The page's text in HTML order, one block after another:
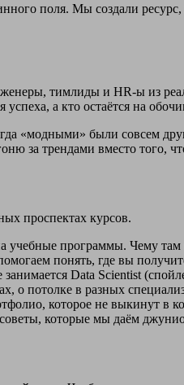
поля. Мы создали
тимлиды и HR-ы из
а кто остаётся на
«модными» были совсем
за трендами вместо того,
проспектах курсов.
программы. Чему там
понять, где вы
Data Scientist
о потолке в разных
которое не выкинут в
советы, которые мы даём